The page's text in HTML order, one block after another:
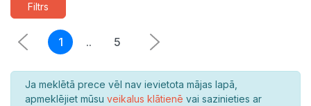
Filtrs
1 .. 5
Ja meklētā prece vēl nav ievietota mājas lapā,
apmeklējiet mūsu veikalus klātienē vai sazinieties ar